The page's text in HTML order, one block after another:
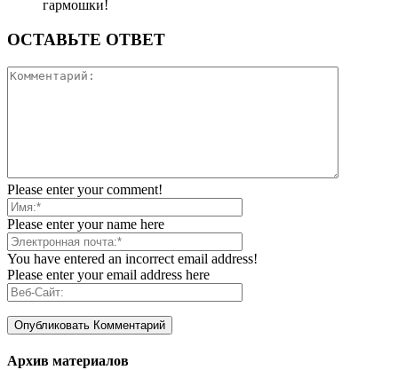
гармошки!
ОСТАВЬТЕ ОТВЕТ
Please enter your comment!
Please enter your name here
You have entered an incorrect email address!
Please enter your email address here
Архив материалов